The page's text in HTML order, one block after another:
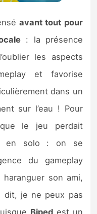
avant tout pour
: la présence
les aspects
et favorise
dans un
sur l’eau ! Pour
le jeu perdait
en solo : on se
du gameplay
haranguer son ami,
dit, je ne peux pas